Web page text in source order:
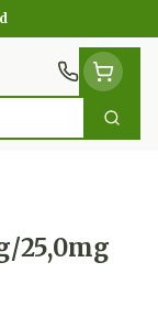
Zoek
25,0mg